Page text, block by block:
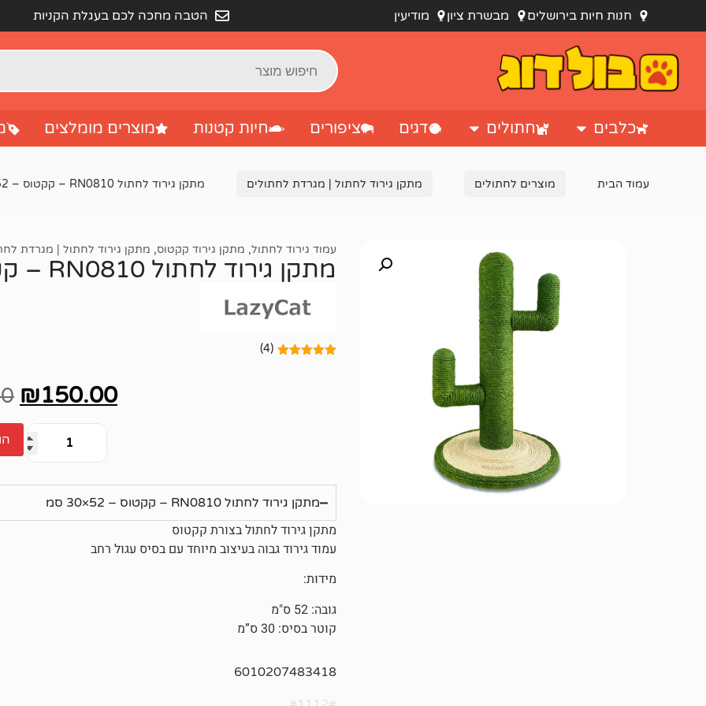
חנות חיות בירושלים מבשרת ציון מודיעין הטבה מחכה לכם בעגלת הקניות
כלבים חתולים דגים ציפורים חיות קטנות מוצרים מומלצים
עמוד הבית מוצרים לחתולים מתקן גירוד לחתול | מגרדת לחתולים מתקן גירוד לחתול RN0810 – קקטוס – 52×30 סמ
עמוד גירוד לחתול, מתקן גירוד קקטוס, מתקן גירוד לחתול | מגרדת
מתקן גירוד לחתול RN0810 – קקטוס – 52×30 סמ
(4)
₪150.00
מתקן גירוד לחתול RN0810 – קקטוס – 52×30 סמ
מתקן גירוד לחתול בצורת קקטוס
עמוד גירוד גבוה בעיצוב מיוחד עם בסיס עגול רחב
מידות:
גובה: 52 ס"מ
קוטר בסיס: 30 ס”מ
6010207483418